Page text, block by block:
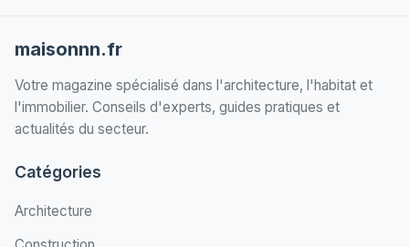
maisonnn.fr
Votre magazine spécialisé dans l'architecture, l'habitat et
l'immobilier. Conseils d'experts, guides pratiques et
actualités du secteur.
Catégories
Architecture